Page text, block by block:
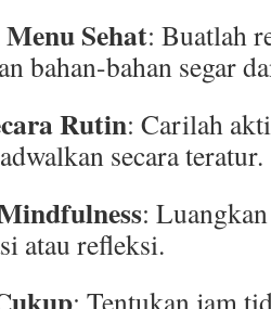
Sehat: Buatlah
bahan-bahan segar
Rutin: Carilah
secara teratur.
:
atau refleksi.
: Tentukan jam